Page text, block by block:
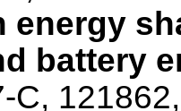
energy
battery
C, 121862